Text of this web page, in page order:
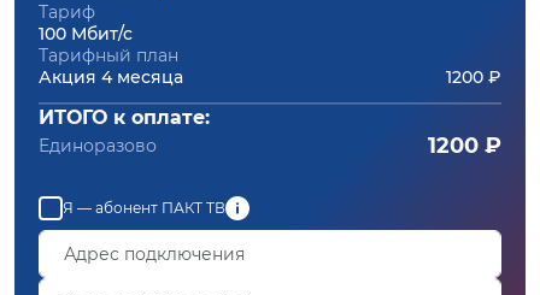
Тариф
100 Мбит/с
Тарифный план
Акция 4 месяца
1200 ₽
ИТОГО к оплате:
Единоразово 1200 ₽
Я — абонент ПАКТ ТВ